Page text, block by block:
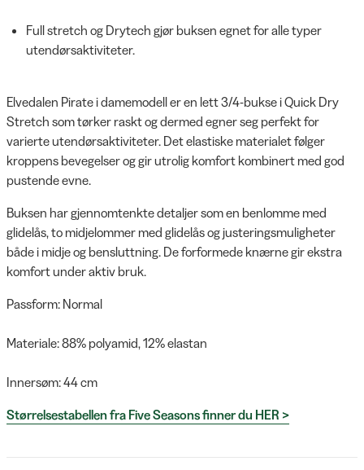
Full stretch og Drytech gjør buksen egnet for alle typer
utendørsaktiviteter.
Elvedalen Pirate i damemodell er en lett 3/4-bukse i Quick Dry
Stretch som tørker raskt og dermed egner seg perfekt for
varierte utendørsaktiviteter. Det elastiske materialet følger
kroppens bevegelser og gir utrolig komfort kombinert med god
pustende evne.
Buksen har gjennomtenkte detaljer som en benlomme med
glidelås, to midjelommer med glidelås og justeringsmuligheter
både i midje og bensluttning. De forformede knærne gir ekstra
komfort under aktiv bruk.
Passform: Normal
Materiale: 88% polyamid, 12% elastan
Innersøm: 44 cm
Størrelsestabellen fra Five Seasons finner du HER >